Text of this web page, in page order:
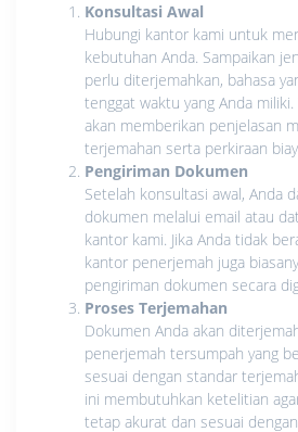
Konsultasi Awal
Hubungi kantor kami untuk
kebutuhan Anda. Sampaikan
perlu diterjemahkan, bahasa
tenggat waktu yang Anda
akan memberikan penjelasan
terjemahan serta perkiraan
Pengiriman Dokumen
Setelah konsultasi awal, Anda
dokumen melalui email atau
kantor kami. Jika Anda tidak
kantor penerjemah juga
pengiriman dokumen secara
Proses Terjemahan
Dokumen Anda akan
penerjemah tersumpah yang
sesuai dengan standar
ini membutuhkan ketelitian
tetap akurat dan sesuai